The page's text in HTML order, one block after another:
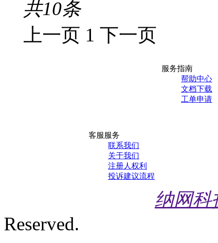
共10条
上一页 1 下一页
服务指南
帮助中心
文档下载
工单申请
客服服务
联系我们
关于我们
注册人权利
投诉建议流程
纳网
Reserved.